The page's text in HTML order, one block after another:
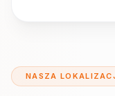
NASZA